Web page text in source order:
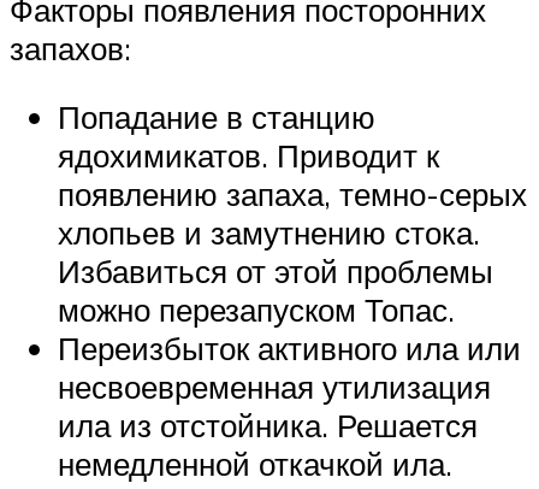
Факторы появления посторонних
запахов:
Попадание в станцию
ядохимикатов. Приводит к
появлению запаха, темно-серых
хлопьев и замутнению стока.
Избавиться от этой проблемы
можно перезапуском Топас.
Переизбыток активного ила или
несвоевременная утилизация
ила из отстойника. Решается
немедленной откачкой ила.